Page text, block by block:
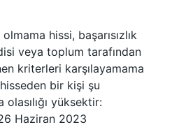
hissi, başarısızlık
veya toplum tarafından
kriterleri karşılayamama
bir kişi şu
yüksektir:
Haziran 2023